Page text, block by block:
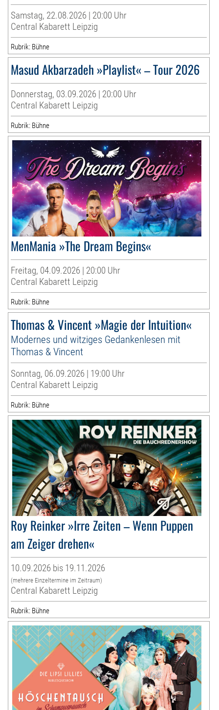
Samstag, 22.08.2026 | 20:00 Uhr
Central Kabarett Leipzig
Rubrik: Bühne
Masud Akbarzadeh »Playlist« – Tour 2026
Donnerstag, 03.09.2026 | 20:00 Uhr
Central Kabarett Leipzig
Rubrik: Bühne
MenMania »The Dream Begins«
Freitag, 04.09.2026 | 20:00 Uhr
Central Kabarett Leipzig
Rubrik: Bühne
Thomas & Vincent »Magie der Intuition«
Modernes und witziges Gedankenlesen mit
Thomas & Vincent
Sonntag, 06.09.2026 | 19:00 Uhr
Central Kabarett Leipzig
Rubrik: Bühne
Roy Reinker »Irre Zeiten – Wenn Puppen
am Zeiger drehen«
10.09.2026 bis 19.11.2026
(mehrere Einzeltermine im Zeitraum)
Central Kabarett Leipzig
Rubrik: Bühne